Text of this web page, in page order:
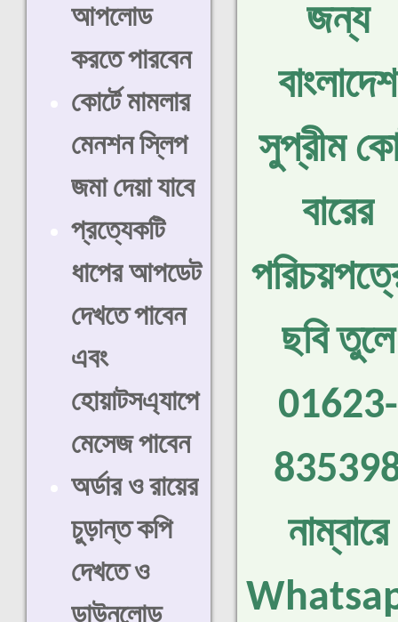
আপলোড
করতে পারবেন
কোর্টে মামলার
মেনশন স্লিপ
জমা দেয়া যাবে
প্রত্যেকটি
ধাপের আপডেট
দেখতে পাবেন
এবং
হোয়াটসএ্যাপে
মেসেজ পাবেন
অর্ডার ও রায়ের
চুড়ান্ত কপি
দেখতে ও
জন্য
বাংলাদেশ
সুপ্রীম
বারের
ছবি তুলে
01623-
নাম্বারে